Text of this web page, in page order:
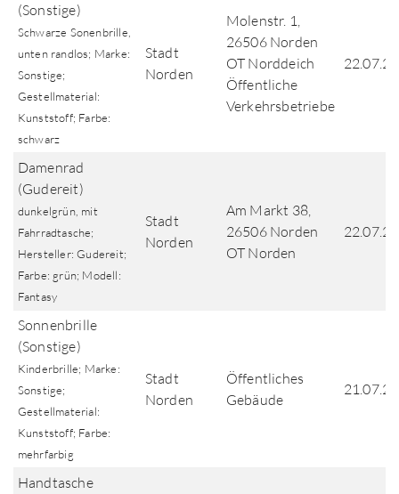
(Sonstige)
Schwarze Sonenbrille,
unten randlos; Marke:
Sonstige;
Gestellmaterial:
Kunststoff; Farbe:
schwarz
Stadt
Norden
Molenstr. 1,
26506 Norden
OT Norddeich
Öffentliche
Verkehrsbetriebe
Damenrad
(Gudereit)
dunkelgrün, mit
Fahrradtasche;
Hersteller: Gudereit;
Farbe: grün; Modell:
Fantasy
Stadt
Norden
Am Markt 38,
26506 Norden
OT Norden
Sonnenbrille
(Sonstige)
Kinderbrille; Marke:
Sonstige;
Gestellmaterial:
Kunststoff; Farbe:
mehrfarbig
Stadt
Norden
Öffentliches
Gebäude
Handtasche